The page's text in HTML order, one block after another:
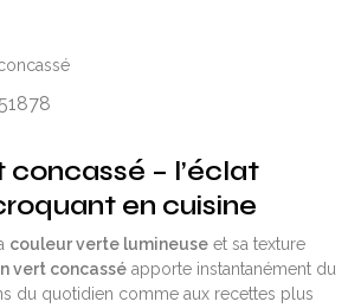
concassé – l’éclat
en cuisine
couleur verte lumineuse et sa texture
vert concassé apporte instantanément du
du quotidien comme aux recettes plus